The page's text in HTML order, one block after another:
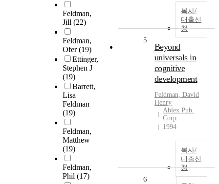
Feldman,
Jill (22)
Feldman,
Ofer(19)
Ettinger,
Stephen J
(19)
Barrett,
Lisa
Feldman
(19)
Feldman,
Matthew
(19)
Feldman,
Phil (17)
복사/
대출신
청
5
Beyond
universals in
cognitive
development
Feldman, David
Henry
Ablex Pub.
Corp.
1994
복사/
대출신
청
6